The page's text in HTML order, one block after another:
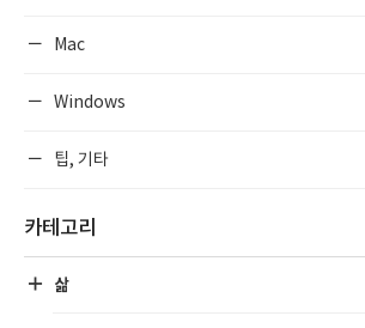
Mac
Windows
팁, 기타
카테고리
삶